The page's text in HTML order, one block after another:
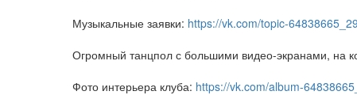
Музыкальные заявки: https://vk.com/topic-
Огромный танцпол с большими видео-экранами, на
Фото интерьера клуба: https://vk.com/album-